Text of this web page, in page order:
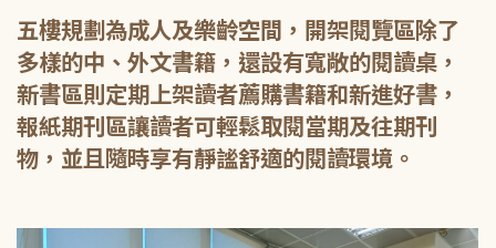
五樓規劃為成人及樂齡空間，開架閱覽區除了
多樣的中、外文書籍，還設有寬敞的閱讀桌，
新書區則定期上架讀者薦購書籍和新進好書，
報紙期刊區讓讀者可輕鬆取閱當期及往期刊
物，並且隨時享有靜謐舒適的閱讀環境。